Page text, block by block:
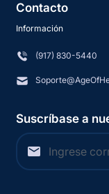
Contacto
Información
(917) 830-5440
Suscríbase a